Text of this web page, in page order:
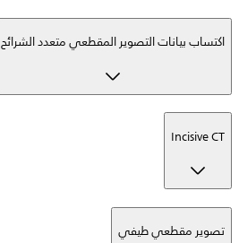
اكتساب بيانات التصوير المقطعي متعدد الشرائح
Incisive CT
تصوير مقطعي طيفي